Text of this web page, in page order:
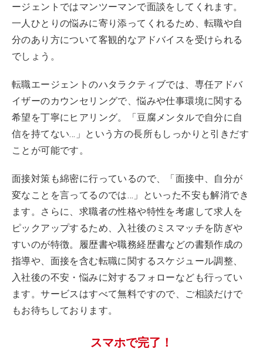
ージェントではマンツーマンで面談をしてくれます。
一人ひとりの悩みに寄り添ってくれるため、転職や自
分のあり方について客観的なアドバイスを受けられる
でしょう。
転職エージェントのハタラクティブでは、専任アドバ
イザーのカウンセリングで、悩みや仕事環境に関する
希望を丁寧にヒアリング。「豆腐メンタルで自分に自
信を持てない…」という方の長所もしっかりと引きだす
ことが可能です。
面接対策も綿密に行っているので、「面接中、自分が
変なことを言ってるのでは…」といった不安も解消でき
ます。さらに、求職者の性格や特性を考慮して求人を
ピックアップするため、入社後のミスマッチを防ぎや
すいのが特徴。履歴書や職務経歴書などの書類作成の
指導や、面接を含む転職に関するスケジュール調整、
入社後の不安・悩みに対するフォローなども行ってい
ます。サービスはすべて無料ですので、ご相談だけで
もお待ちしております。
スマホで完了！